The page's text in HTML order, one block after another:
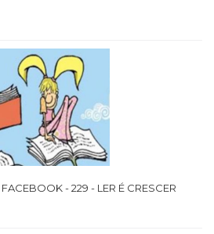
- 229 - LER É CRESCER